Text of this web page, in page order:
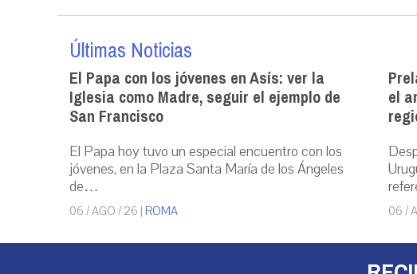
Últimas Noticias
El Papa con los jóvenes en Asís: ver la
Iglesia como Madre, seguir el ejemplo de
San Francisco
El Papa hoy tuvo un especial encuentro con los
jóvenes, en la Plaza Santa María de los Ángeles
de…
06 / AGO / 26 | ROMA
el
06 /